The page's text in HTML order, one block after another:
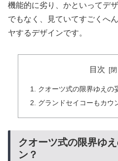
機能的に劣り、かといってデ
でもなく、見ていてすごくへ
ヤするデザインです。
目次
クオーツ式の限界ゆえの
グランドセイコーもカウ
クオーツ式の限界ゆ
ン？